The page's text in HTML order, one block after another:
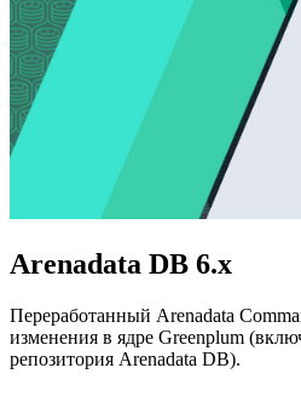
Arenadata DB 6.x
Переработанный Arenadata
изменения в ядре Greenplum
репозитория Arenadata DB).